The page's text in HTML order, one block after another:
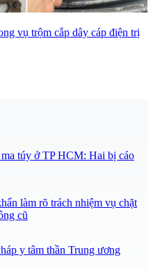
vụ trộm cắp dây cáp điện trị
túy ở TP HCM: Hai bị cáo
làm rõ trách nhiệm vụ chặt
cũ
y tâm thần Trung ương